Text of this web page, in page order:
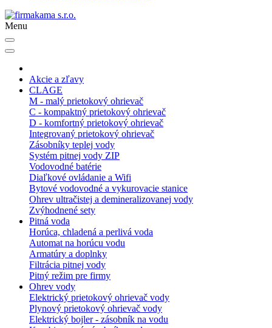
Menu
Akcie a zľavy
CLAGE
M - malý prietokový ohrievač
C - kompaktný prietokový ohrievač
D - komfortný prietokový ohrievač
Integrovaný prietokový ohrievač
Zásobníky teplej vody
Systém pitnej vody ZIP
Vodovodné batérie
Diaľkové ovládanie a Wifi
Bytové vodovodné a vykurovacie stanice
Ohrev ultračistej a demineralizovanej vody
Zvýhodnené sety
Pitná voda
Horúca, chladená a perlivá voda
Automat na horúcu vodu
Armatúry a doplnky
Filtrácia pitnej vody
Pitný režim pre firmy
Ohrev vody
Elektrický prietokový ohrievač vody
Plynový prietokový ohrievač vody
Elektrický bojler - zásobník na vodu